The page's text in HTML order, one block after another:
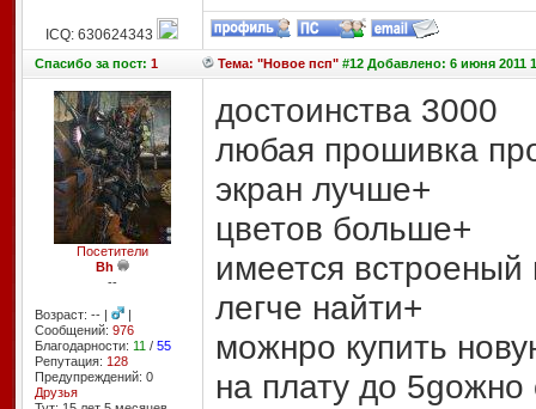
ICQ: 630624343
Спасибоза пост: 1 Тема: "Новое псп"#12 Добавлено: 6 июня 2011
Посетители
Bh
--
Возраст: -- |
|
Сообщений: 976
Благодарности: 11 / 55
Репутация: 128
Предупреждений: 0
Друзья
достоинства 3000
любая прошивка
экран лучше+
цветов больше+
имеется
легче найти+
можнро купить
на плату до 5gожно